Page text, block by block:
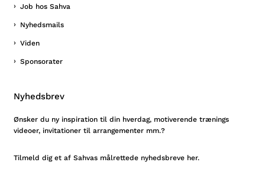
Job hos Sahva
Nyhedsmails
Viden
Sponsorater
Nyhedsbrev
Ønsker du ny inspiration til din hverdag, motiverende trænings
videoer, invitationer til arrangementer mm.?
Tilmeld dig et af Sahvas målrettede nyhedsbreve her.